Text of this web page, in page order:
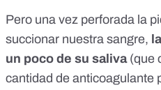
Pero una vez perforada la
succionar nuestra sangre,
un poco de su saliva(que
cantidad de anticoagulante